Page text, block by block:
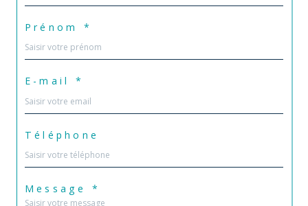
Prénom *
E-mail *
Téléphone
Message *